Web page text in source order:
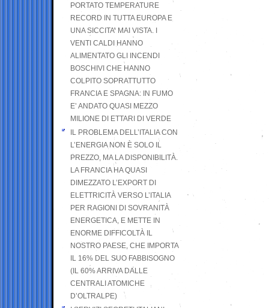
PORTATO TEMPERATURE
RECORD IN TUTTA EUROPA E
UNA SICCITA’ MAI VISTA. I
VENTI CALDI HANNO
ALIMENTATO GLI INCENDI
BOSCHIVI CHE HANNO
COLPITO SOPRATTUTTO
FRANCIA E SPAGNA: IN FUMO
E’ ANDATO QUASI MEZZO
MILIONE DI ETTARI DI VERDE
IL PROBLEMA DELL’ITALIA CON
L’ENERGIA NON È SOLO IL
PREZZO, MA LA DISPONIBILITÀ.
LA FRANCIA HA QUASI
DIMEZZATO L’EXPORT DI
ELETTRICITÀ VERSO L’ITALIA
PER RAGIONI DI SOVRANITÀ
ENERGETICA, E METTE IN
ENORME DIFFICOLTÀ IL
NOSTRO PAESE, CHE IMPORTA
IL 16% DEL SUO FABBISOGNO
(IL 60% ARRIVA DALLE
CENTRALI ATOMICHE
D’OLTRALPE)